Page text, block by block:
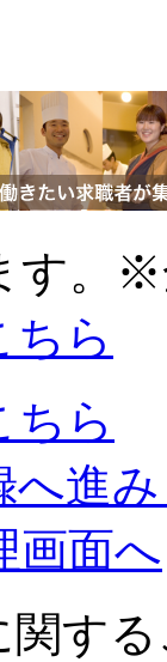
。
※
ちら
ちら
へ進
画面へ
す